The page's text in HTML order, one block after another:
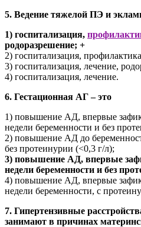
5. Ведение тяжелой ПЭ и
1) госпитализация,
родоразрешение; +
2) госпитализация,
3) госпитализация, лечение,
4) госпитализация, лечение.
6. Гестационная АГ – это
1) повышение АД, впервые
недели беременности и без
2) повышение АД до
без протеинурии (<0,3 г/л);
3) повышение АД, впервые
недели беременности и без
4) повышение АД, впервые
недели беременности, с
7. Гипертензивные
занимают в причинах